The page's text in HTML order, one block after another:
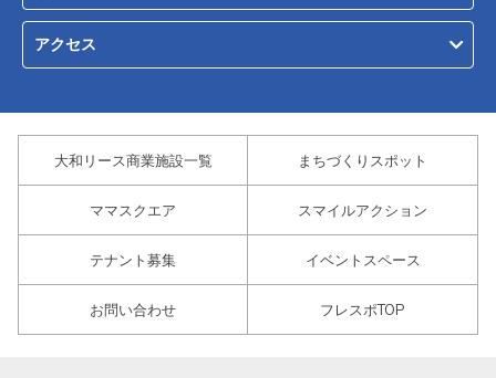
アクセス
大和リース商業施設一覧 まちづくりスポット
ママスクエア スマイルアクション
テナント募集 イベントスペース
お問い合わせ フレスポTOP